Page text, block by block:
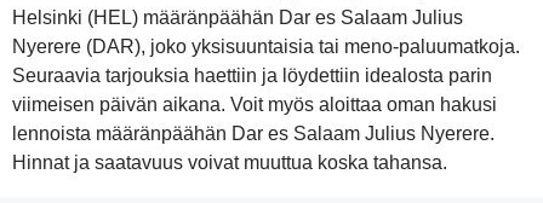
Helsinki (HEL) määränpäähän Dar es Salaam Julius
Nyerere (DAR), joko yksisuuntaisia tai meno-paluumatkoja.
Seuraavia tarjouksia haettiin ja löydettiin idealosta parin
viimeisen päivän aikana. Voit myös aloittaa oman hakusi
lennoista määränpäähän Dar es Salaam Julius Nyerere.
Hinnat ja saatavuus voivat muuttua koska tahansa.